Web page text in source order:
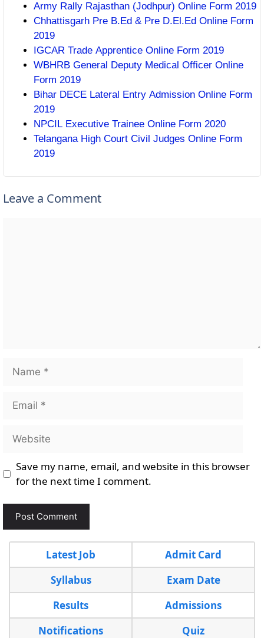
Army Rally Rajasthan (Jodhpur) Online Form 2019
Chhattisgarh Pre B.Ed & Pre D.El.Ed Online Form
2019
IGCAR Trade Apprentice Online Form 2019
WBHRB General Deputy Medical Officer Online
Form 2019
Bihar DECE Lateral Entry Admission Online Form
2019
NPCIL Executive Trainee Online Form 2020
Telangana High Court Civil Judges Online Form
2019
Leave a Comment
Name
Email
Website
Save my name, email, and website in this browser
for the next time I comment.
Latest Job
Admit Card
Syllabus
Exam Date
Results
Admissions
Notifications
Quiz